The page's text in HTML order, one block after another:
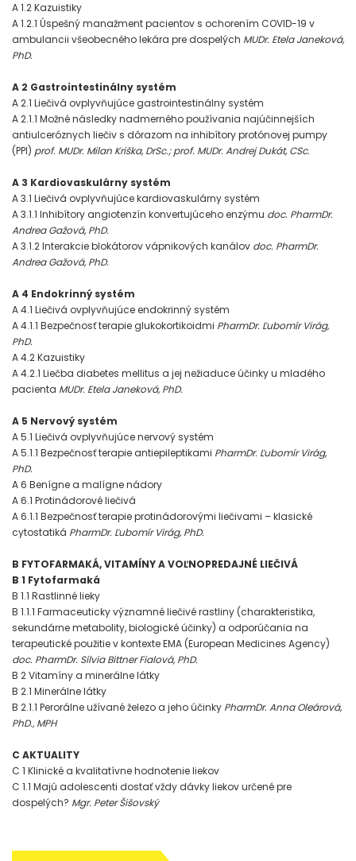
A 1.2 Kazuistiky
A 1.2.1 Úspešný manažment pacientov s ochorením COVID-19 v
ambulancii všeobecného lekára pre dospelých MUDr. Etela Janeková,
PhD.
A 2 Gastrointestinálny systém
A 2.1 Liečivá ovplyvňujúce gastrointestinálny systém
A 2.1.1 Možné následky nadmerného používania najúčinnejších
antiulceróznych liečiv s dôrazom na inhibítory protónovej pumpy
(PPI) prof. MUDr. Milan Kriška, DrSc.; prof. MUDr. Andrej Dukát, CSc.
A 3 Kardiovaskulárny systém
A 3.1 Liečivá ovplyvňujúce kardiovaskulárny systém
A 3.1.1 Inhibítory angiotenzín konvertujúceho enzýmu doc. PharmDr.
Andrea Gažová, PhD.
A 3.1.2 Interakcie blokátorov vápnikových kanálov doc. PharmDr.
Andrea Gažová, PhD.
A 4 Endokrinný systém
A 4.1 Liečivá ovplyvňujúce endokrinný systém
A 4.1.1 Bezpečnosť terapie glukokortikoidmi PharmDr. Ľubomír Virág,
PhD.
A 4.2 Kazuistiky
A 4.2.1 Liečba diabetes mellitus a jej nežiaduce účinky u mladého
pacienta MUDr. Etela Janeková, PhD.
A 5 Nervový systém
A 5.1 Liečivá ovplyvňujúce nervový systém
A 5.1.1 Bezpečnosť terapie antiepileptikami PharmDr. Ľubomír Virág,
PhD.
A 6 Benígne a malígne nádory
A 6.1 Protinádorové liečivá
A 6.1.1 Bezpečnosť terapie protinádorovými liečivami – klasické
cytostatiká PharmDr. Ľubomír Virág, PhD.
B FYTOFARMAKÁ, VITAMÍNY A VOĽNOPREDAJNÉ LIEČIVÁ
B 1 Fytofarmaká
B 1.1 Rastlinné lieky
B 1.1.1 Farmaceuticky významné liečivé rastliny (charakteristika,
sekundárne metabolity, biologické účinky) a odporúčania na
terapeutické použitie v kontexte EMA (European Medicines Agency)
doc. PharmDr. Silvia Bittner Fialová, PhD.
B 2 Vitamíny a minerálne látky
B 2.1 Minerálne látky
B 2.1.1 Perorálne užívané železo a jeho účinky PharmDr. Anna Oleárová,
PhD., MPH
C AKTUALITY
C 1 Klinické a kvalitatívne hodnotenie liekov
C 1.1 Majú adolescenti dostať vždy dávky liekov určené pre
dospelých? Mgr. Peter Šišovský